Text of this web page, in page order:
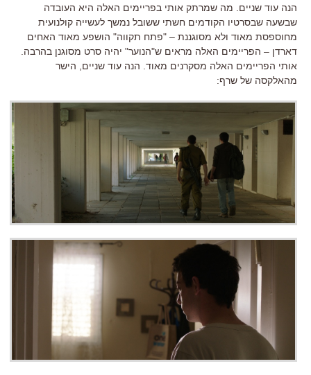
הנה עוד שניים. מה שמרתק אותי בפריימים האלה היא העובדה
שבשעה שבסרטיו הקודמים חשתי ששובל נמשך לעשייה קולנועית
מחוספסת מאוד ולא מסוגננת – "פתח תקווה" הושפע מאוד האחים
דארדן – הפריימים האלה מראים ש"הנוער" יהיה סרט מסוגנן בהרבה.
אותי הפריימים האלה מסקרנים מאוד. הנה עוד שניים, הישר
מהאלקסה של שרף: